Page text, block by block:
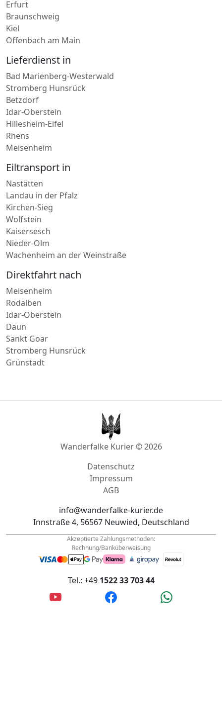
Braunschweig
Kiel
Offenbach am Main
Lieferdienst in
Bad Marienberg-Westerwald
Stromberg Hunsrück
Betzdorf
Idar-Oberstein
Hillesheim-Eifel
Rhens
Meisenheim
Eiltransport in
Nastätten
Landau in der Pfalz
Kirchen-Sieg
Wolfstein
Kaisersesch
Nieder-Olm
Wachenheim an der Weinstraße
Direktfahrt nach
Meisenheim
Rodalben
Idar-Oberstein
Daun
Sankt Goar
Stromberg Hunsrück
Grünstadt
Wanderfalke Kurier © 2026
Impressum
AGB
Innstraße 4, 56567 Neuwied, Deutschland
Akzeptierte Zahlungsmethoden:
Rechnung/Banküberweisung